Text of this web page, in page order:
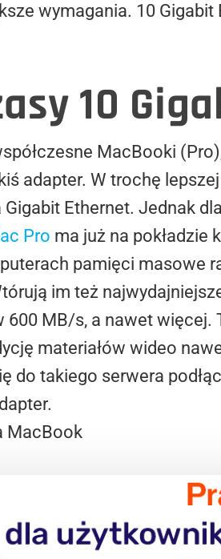
wymagania. 10
10
MacBooki
adapter. W trochę
Ethernet. Jednak
Pro ma już na pokładzie
pamięci masowe
im też
600 MB/s, a nawet
materiałów wideo
do takiego serwera